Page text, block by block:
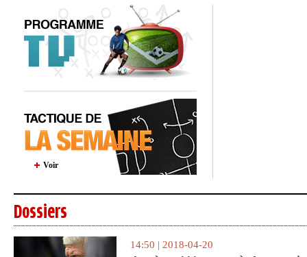
Voir
Dossiers
14:50 | 2018-04-20